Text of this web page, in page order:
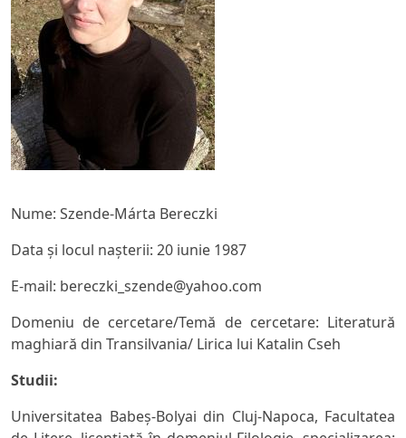
Nume: Szende-Márta Bereczki
Data și locul nașterii: 20 iunie 1987
E-mail: bereczki_szende@yahoo.com
Domeniu de cercetare/Temă de cercetare: Literatură
maghiară din Transilvania/ Lirica lui Katalin Cseh
Studii:
Universitatea Babeş-Bolyai din Cluj-Napoca, Facultatea